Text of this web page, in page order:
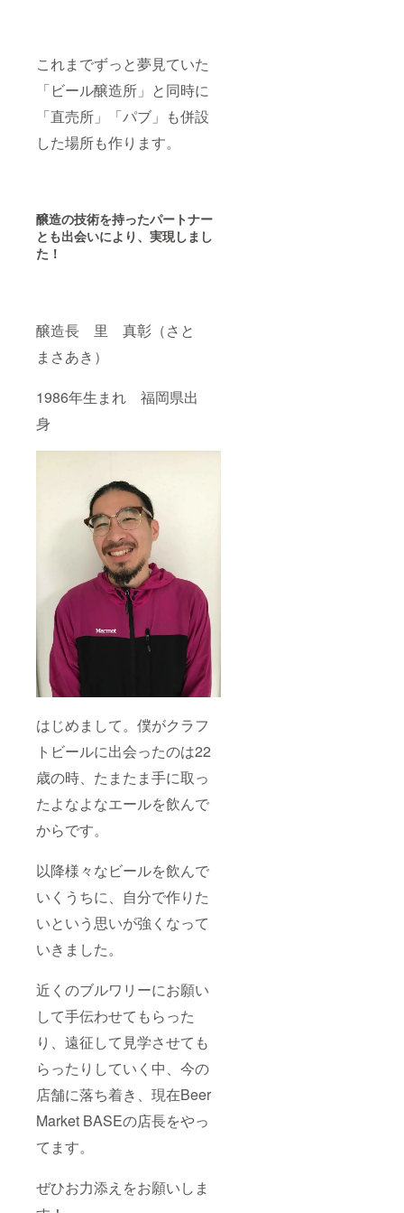
これまでずっと夢見ていた
「ビール醸造所」と同時に
「直売所」「パブ」も併設
した場所も作ります。
醸造の技術を持ったパートナー
とも出会いにより、実現しまし
た！
醸造長 里 真彰（さと
まさあき）
1986年生まれ 福岡県出
身
はじめまして。僕がクラフ
トビールに出会ったのは22
歳の時、たまたま手に取っ
たよなよなエールを飲んで
からです。
以降様々なビールを飲んで
いくうちに、自分で作りた
いという思いが強くなって
いきました。
近くのブルワリーにお願い
して手伝わせてもらった
り、遠征して見学させても
らったりしていく中、今の
店舗に落ち着き、現在Beer
Market BASEの店長をやっ
てます。
ぜひお力添えをお願いしま